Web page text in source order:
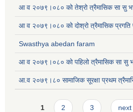
आ व २०७९।०८० को तेश्रो त्रैमासिक सा सु
आ व २०७९।०८० को दोश्रो त्रैमासिक प्रगति
Swasthya abedan faram
आ व २०७९।०८० को पहिलो त्रैमासिक सा सु
आ.व २०७९।८० सामाजिक सूरक्षा प्रथम
Pages
1 2 3 next